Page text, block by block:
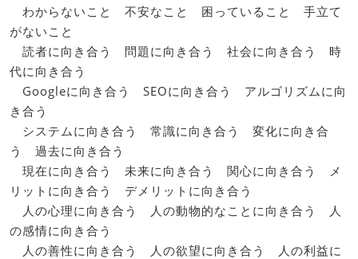
わからないこと 不安なこと 困っていること 手立て
がないこと
読者に向き合う 問題に向き合う 社会に向き合う 時
代に向き合う
Googleに向き合う SEOに向き合う アルゴリズムに向
き合う
システムに向き合う 常識に向き合う 変化に向き合
う 過去に向き合う
現在に向き合う 未来に向き合う 関心に向き合う メ
リットに向き合う デメリットに向き合う
人の心理に向き合う 人の動物的なことに向き合う 人
の感情に向き合う
人の善性に向き合う 人の欲望に向き合う 人の利益に